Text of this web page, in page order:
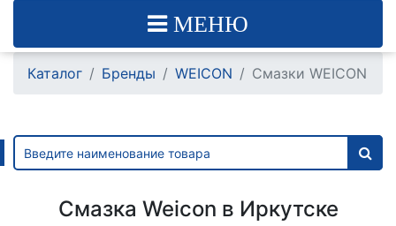
МЕНЮ
Каталог Бренды WEICON Смазки WEICON
Смазка Weicon в Иркутске